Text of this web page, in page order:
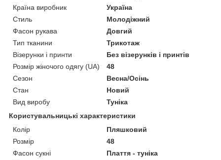
Країна виробник
Україна
Стиль
Молодіжний
Фасон рукава
Довгий
Тип тканини
Трикотаж
Візерунки і принти
Без візерунків і принтів
Розмір жіночого одягу (UA)
48
Сезон
Весна/Осінь
Стан
Новий
Вид виробу
Туніка
Користувальницькі характеристики
Колір
Пляшковий
Розмір
48
Фасон сукні
Плаття - туніка